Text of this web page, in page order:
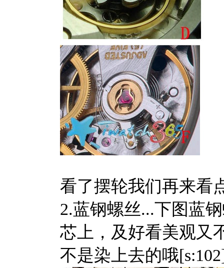
看了摆轮我们再来看
2.蓝钢螺丝...下图蓝
芯上，及好看美观又
不是染上去的哦